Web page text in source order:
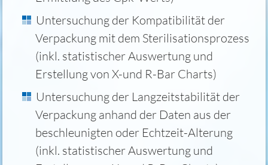
Untersuchung der Kompatibilität der
Verpackung mit dem Sterilisationsprozess
(inkl. statistischer Auswertung und
Erstellung von X-und R-Bar Charts)
Untersuchung der Langzeitstabilität der
Verpackung anhand der Daten aus der
beschleunigten oder Echtzeit-Alterung
(inkl. statistischer Auswertung und